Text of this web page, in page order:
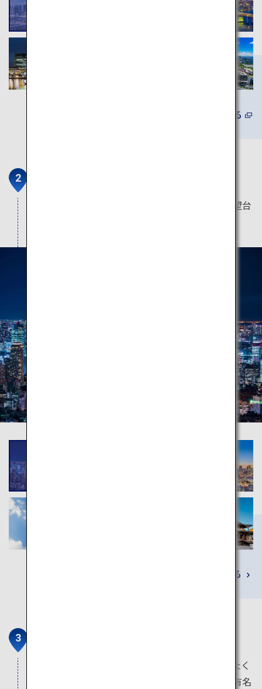
詳しくみる
東京の観光スポット、シンボルとして有名。展望台
詳しくみる
若者文化を発信する東京のエリア。渋谷駅前のたく
さんの人が渡るスクランブル交差点やハチ公が有名